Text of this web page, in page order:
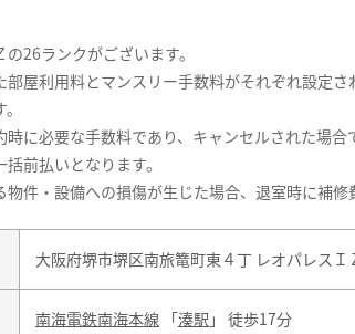
26ランクがございます。
屋利用料とマンスリー手数料がそれぞれ設定さ
に必要な手数料であり、キャンセルされた場合
前払いとなります。
件・設備への損傷が生じた場合、退室時に補修
大阪府堺市堺区南旅篭町東４丁 レオパレスＩ
南海電鉄南海本線 「湊駅 」 徒歩17分